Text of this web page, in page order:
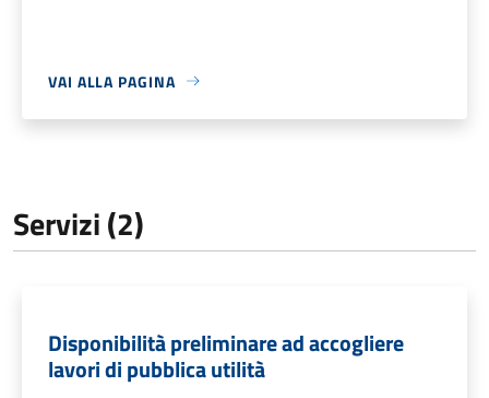
VAI ALLA PAGINA
Servizi (2)
Disponibilità preliminare ad accogliere
lavori di pubblica utilità